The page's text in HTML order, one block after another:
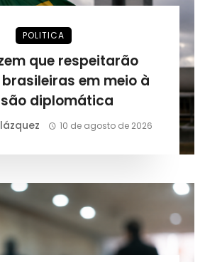
POLITICA
que respeitarão
em meio à
diplomática
10 de agosto de 2026